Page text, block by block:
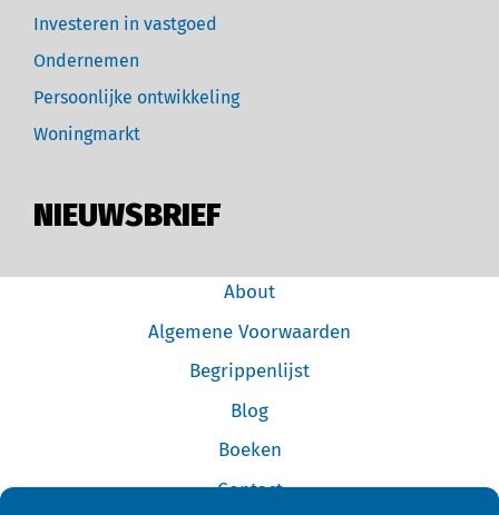
Investeren in vastgoed
Ondernemen
Persoonlijke ontwikkeling
Woningmarkt
NIEUWSBRIEF
About
Algemene Voorwaarden
Begrippenlijst
Blog
Boeken
Contact